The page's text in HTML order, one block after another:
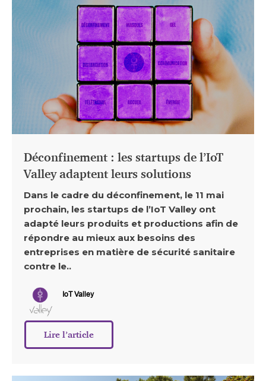
Déconfinement : les startups de l’IoT
Valley adaptent leurs solutions
Dans le cadre du déconfinement, le 11 mai
prochain, les startups de l’IoT Valley ont
adapté leurs produits et productions afin de
répondre au mieux aux besoins des
entreprises en matière de sécurité sanitaire
contre le..
IoT Valley
Lire l’article